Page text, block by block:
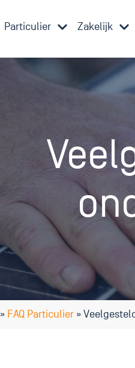
Particulier Zakelijk
» FAQ Particulier »